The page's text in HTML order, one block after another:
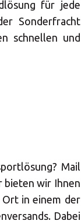
für jede
Sonderfracht
schnellen und
Mail
bieten wir Ihnen
Ort in einem der
Dabei